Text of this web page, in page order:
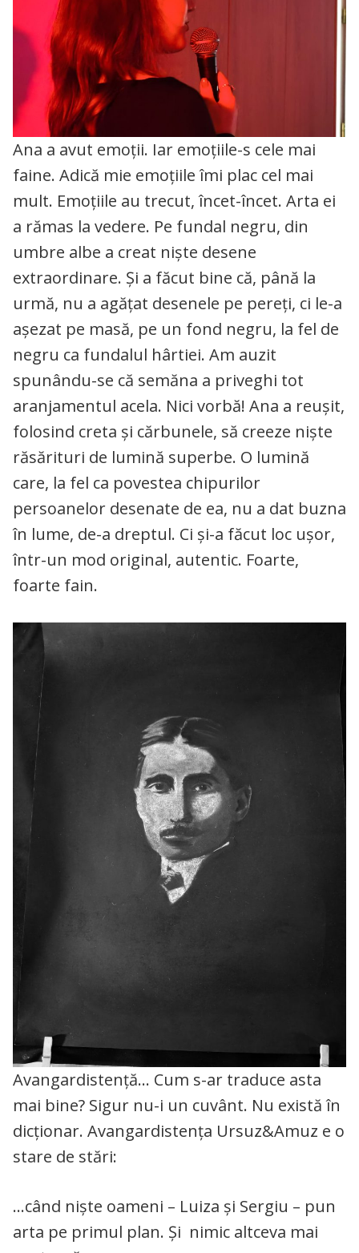
Ana a avut emoții. Iar emoțiile-s cele mai
faine. Adică mie emoțiile îmi plac cel mai
mult. Emoțiile au trecut, încet-încet. Arta ei
a rămas la vedere. Pe fundal negru, din
umbre albe a creat niște desene
extraordinare. Și a făcut bine că, până la
urmă, nu a agățat desenele pe pereți, ci le-a
așezat pe masă, pe un fond negru, la fel de
negru ca fundalul hârtiei. Am auzit
spunându-se că semăna a priveghi tot
aranjamentul acela. Nici vorbă! Ana a reușit,
folosind creta și cărbunele, să creeze niște
răsărituri de lumină superbe. O lumină
care, la fel ca povestea chipurilor
persoanelor desenate de ea, nu a dat buzna
în lume, de-a dreptul. Ci și-a făcut loc ușor,
într-un mod original, autentic. Foarte,
foarte fain.
Avangardistență… Cum s-ar traduce asta
mai bine? Sigur nu-i un cuvânt. Nu există în
dicționar. Avangardistența Ursuz&Amuz e o
stare de stări:
…când niște oameni – Luiza și Sergiu – pun
arta pe primul plan. Și nimic altceva mai